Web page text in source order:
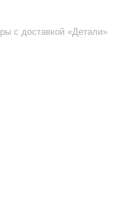
с доставкой «Детали»